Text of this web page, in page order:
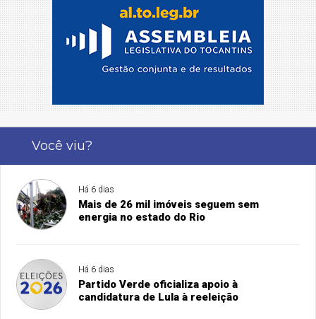
Você viu?
Há 6 dias
Mais de 26 mil imóveis seguem sem
energia no estado do Rio
Há 6 dias
Partido Verde oficializa apoio à
candidatura de Lula à reeleição